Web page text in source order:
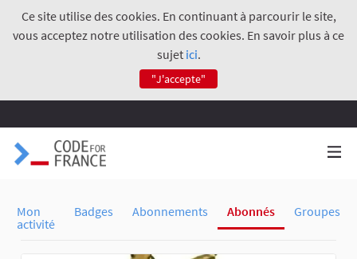
Ce site utilise des cookies. En continuant à parcourir le site,
vous acceptez notre utilisation des cookies. En savoir plus à ce
sujet ici.
"J'accepte"
Mon
activité
Badges Abonnements Abonnés Groupes